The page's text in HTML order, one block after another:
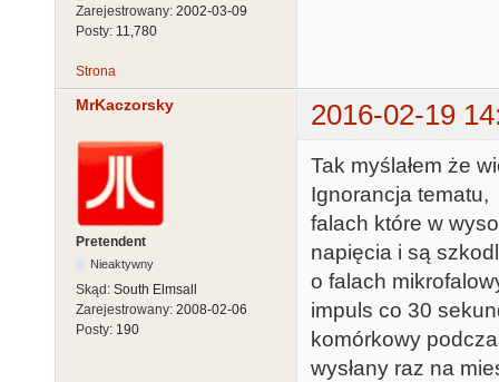
Zarejestrowany: 2002-03-09
Posty: 11,780
Strona
MrKaczorsky 2016-02-19
Pretendent
Nieaktywny
Skąd: South Elmsall
Zarejestrowany: 2008-02-06
Posty: 190
Tak myślałem że
Ignorancja
falach które w
napięcia i są
o falach
impuls co 30
komórkowy
wysłany raz na